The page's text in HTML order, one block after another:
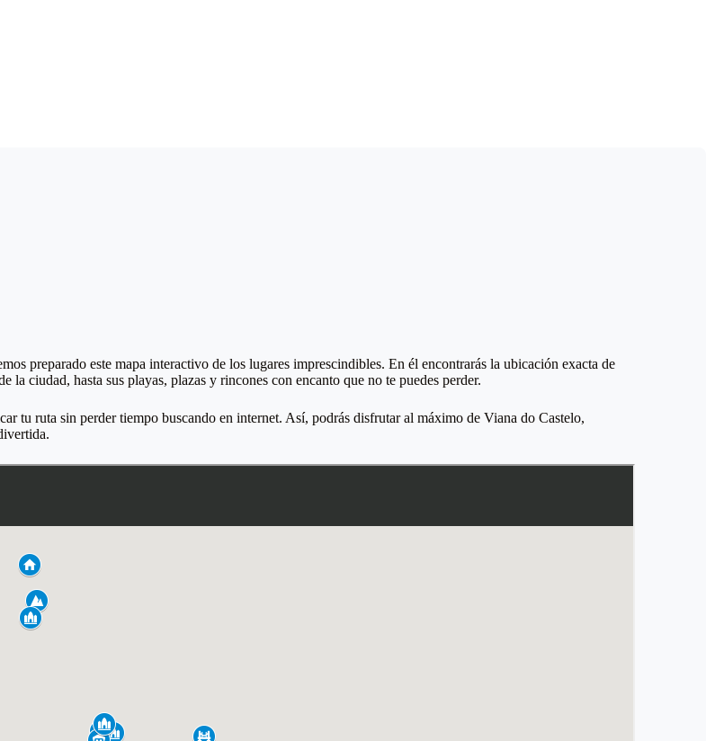
preparado este mapa interactivo de los lugares imprescindibles. En él encontrarás la ubicación exacta de
ciudad, hasta sus playas, plazas y rincones con encanto que no te puedes perder.
tu ruta sin perder tiempo buscando en internet. Así, podrás disfrutar al máximo de Viana do Castelo,